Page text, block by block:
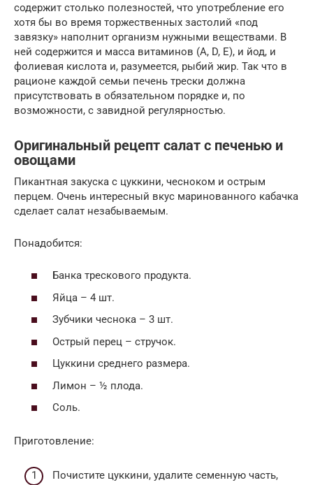
содержит столько полезностей, что употребление его
хотя бы во время торжественных застолий «под
завязку» наполнит организм нужными веществами. В
ней содержится и масса витаминов (A, D, E), и йод, и
фолиевая кислота и, разумеется, рыбий жир. Так что в
рационе каждой семьи печень трески должна
присутствовать в обязательном порядке и, по
возможности, с завидной регулярностью.
Оригинальный рецепт салат с печенью и
овощами
Пикантная закуска с цуккини, чесноком и острым
перцем. Очень интересный вкус маринованного кабачка
сделает салат незабываемым.
Понадобится:
Банка трескового продукта.
Яйца – 4 шт.
Зубчики чеснока – 3 шт.
Острый перец – стручок.
Цуккини среднего размера.
Лимон – ½ плода.
Соль.
Приготовление:
Почистите цуккини, удалите семенную часть,